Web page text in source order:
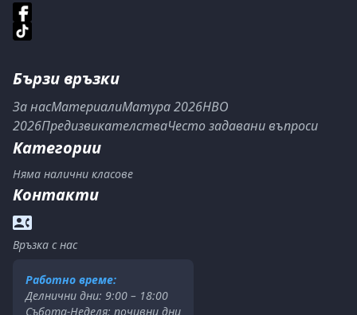
Бързи връзки
За насМатериалиМатура 2026НВО
2026ПредизвикателстваЧесто задавани въпроси
Категории
Няма налични класове
Контакти
Връзка с нас
Работно време:
Делнични дни: 9:00 – 18:00
Събота-Неделя: почивни дни